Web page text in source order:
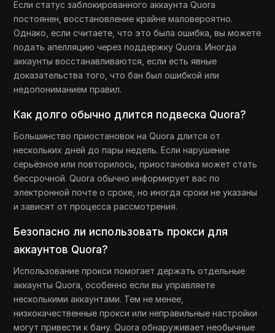
Если статус заблокированного аккаунта Quora
постоянен, восстановление крайне маловероятно.
Однако, если считаете, что это была ошибка, вы можете
подать апелляцию через поддержку Quora. Иногда
аккаунты восстанавливаются, если есть явные
доказательства того, что бан был ошибкой или
недопониманием правил.
Как долго обычно длится подвеска Quora?
Большинство приостановок на Quora длится от
нескольких дней до пары недель. Если нарушение
серьёзное или повторилось, приостановка может стать
бессрочной. Quora обычно информирует вас по
электронной почте о сроке, но иногда сроки не указаны
и зависят от процесса рассмотрения.
Безопасно ли использовать прокси для
аккаунтов Quora?
Использование прокси помогает держать отдельные
аккаунты Quora, особенно если вы управляете
несколькими аккаунтами. Тем не менее,
низкокачественные прокси или неправильные настройки
могут привести к бану. Quora обнаруживает необычные